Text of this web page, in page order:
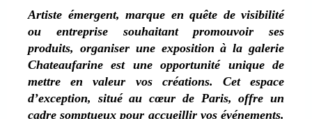
Artiste émergent, marque en quête de visibilité
ou entreprise souhaitant promouvoir ses
produits, organiser une exposition à la galerie
Chateaufarine est une opportunité unique de
mettre en valeur vos créations. Cet espace
d’exception, situé au cœur de Paris, offre un
cadre somptueux pour accueillir vos événements.